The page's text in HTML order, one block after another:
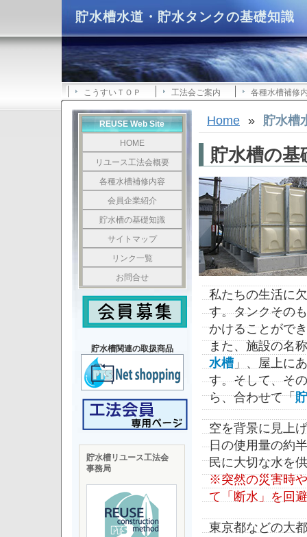
貯水槽水道・貯水タンクの基礎知識
こうすいＴＯＰ 工法会ご案内 各種水槽補修
Home » 貯水槽
貯水槽の基
私たちの生活に
す。タンクその
かけることがで
また、施設の名
水槽 」、屋上に
す。そして、そ
ら、合わせて「
空を背景に見上
日の使用量の約
民に大切な水を
※突然の災害時
て「断水」を回
東京都などの大
REUSE Web Site
HOME
リユース工法会概要
各種水槽補修内容
会員企業紹介
貯水槽の基礎知識
サイトマップ
リンク一覧
お問合せ
貯水槽関連の取扱商品
貯水槽リユース工法会
事務局